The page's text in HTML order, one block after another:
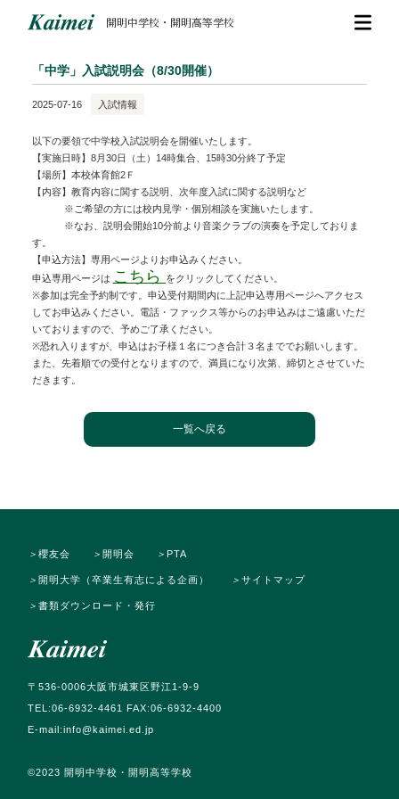
開明中学校・開明高等学校
「中学」入試説明会（8/30開催）
2025-07-16 入試情報
以下の要領で中学校入試説明会を開催いたします。
【実施日時】8月30日（土）14時集合、15時30分終了予定
【場所】本校体育館2Ｆ
【内容】教育内容に関する説明、次年度入試に関する説明など
※ご希望の方には校内見学・個別相談を実施いたします。
※なお、説明会開始10分前より音楽クラブの演奏を予定しておりま
す。
【申込方法】専用ページよりお申込みください。
申込専用ページは こちら
をクリックしてください。
※参加は完全予約制です。申込受付期間内に上記申込専用ページへアクセス
してお申込みください。電話・ファックス等からのお申込みはご遠慮いただ
いておりますので、予めご了承ください。
※恐れ入りますが、申込はお子様１名につき合計３名まででお願いします。
また、先着順での受付となりますので、満員になり次第、締切とさせていた
だきます。
一覧へ戻る
〒536-0006大阪市城東区野江1-9-9
TEL:06-6932-4461 FAX:06-6932-4400
E-mail:info@kaimei.ed.jp
©️2023 開明中学校・開明高等学校
＞櫻友会 ＞開明会 ＞PTA
＞開明大学（卒業生有志による企画） ＞サイトマップ
＞書類ダウンロード・発行